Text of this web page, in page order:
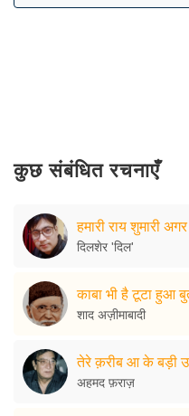
कुछ संबंधित रचनाएँ
हमारी राय शुमारी
दिलशेर 'दिल'
काबा भी है टूटा हुआ
शाद अज़ीमाबादी
तेरे क़रीब आ के बड़ी
अहमद फ़राज़